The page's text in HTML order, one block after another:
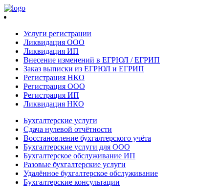
Услуги регистрации
Ликвидация ООО
Ликвидация ИП
Внесение изменений в ЕГРЮЛ / ЕГРИП
Заказ выписки из ЕГРЮЛ и ЕГРИП
Регистрация НКО
Регистрация ООО
Регистрация ИП
Ликвидация НКО
Бухгалтерские услуги
Сдача нулевой отчётности
Восстановление бухгалтерского учёта
Бухгалтерские услуги для ООО
Бухгалтерское обслуживание ИП
Разовые бухгалтерские услуги
Удалённое бухгалтерское обслуживание
Бухгалтерские консультации